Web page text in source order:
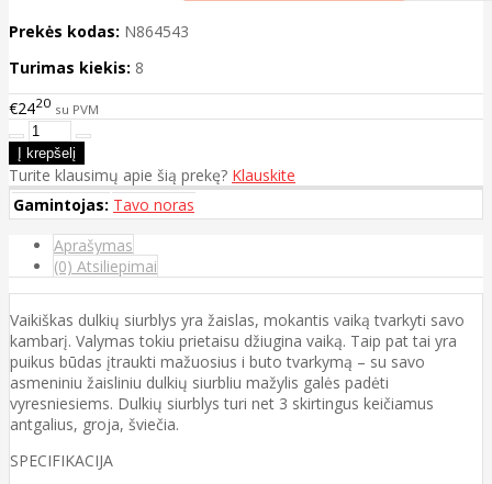
Prekės kodas: N864543
Turimas kiekis: 8
€2420 su PVM
Turite klausimų apie šią prekę? Klauskite
Gamintojas: Tavo noras
Aprašymas
(0) Atsiliepimai
Vaikiškas dulkių siurblys yra žaislas, mokantis vaiką tvarkyti savo
kambarį. Valymas tokiu prietaisu džiugina vaiką. Taip pat tai yra
puikus būdas įtraukti mažuosius i buto tvarkymą – su savo
asmeniniu žaisliniu dulkių siurbliu mažylis galės padėti
vyresniesiems. Dulkių siurblys turi net 3 skirtingus keičiamus
antgalius, groja, šviečia.
SPECIFIKACIJA